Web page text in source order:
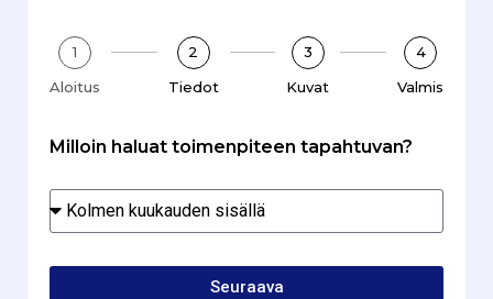
1
Aloitus
2
Tiedot
3
Kuvat
4
Valmis
Milloin haluat toimenpiteen tapahtuvan?
Seuraava